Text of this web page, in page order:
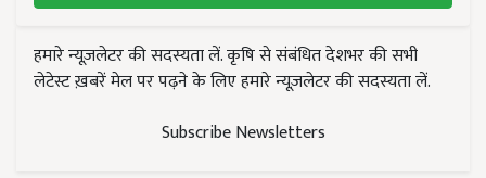
हमारे न्यूज़लेटर की सदस्यता लें. कृषि से संबंधित देशभर की सभी
लेटेस्ट ख़बरें मेल पर पढ़ने के लिए हमारे न्यूज़लेटर की सदस्यता लें.
Subscribe Newsletters